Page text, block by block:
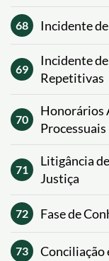
68 Incidente
69
Incidente
Repetitivas
70
Honorários
Processuais
71
Litigância
Justiça
72 Fase de
73 Conciliação